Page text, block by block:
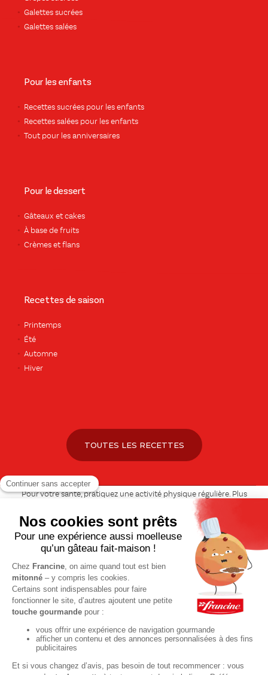
Galettes sucrées
Galettes salées
Pour les enfants
Recettes sucrées pour les enfants
Recettes salées pour les enfants
Tout pour les anniversaires
Pour le dessert
Gâteaux et cakes
À base de fruits
Crèmes et flans
Recettes de saison
Printemps
Été
Automne
Hiver
TOUTES LES RECETTES
Pour votre santé, pratiquez une activité physique régulière. Plus